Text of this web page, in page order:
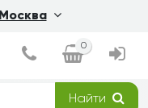
Москва
0
Найти